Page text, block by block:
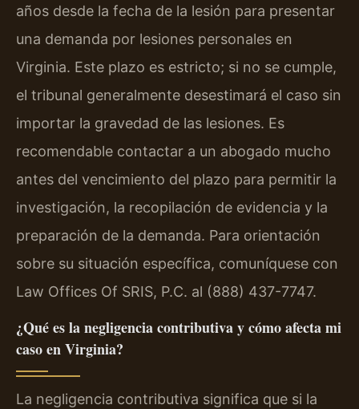
años desde la fecha de la lesión para presentar
una demanda por lesiones personales en
Virginia. Este plazo es estricto; si no se cumple,
el tribunal generalmente desestimará el caso sin
importar la gravedad de las lesiones. Es
recomendable contactar a un abogado mucho
antes del vencimiento del plazo para permitir la
investigación, la recopilación de evidencia y la
preparación de la demanda. Para orientación
sobre su situación específica, comuníquese con
Law Offices Of SRIS, P.C. al (888) 437-7747.
¿Qué es la negligencia contributiva y cómo afecta mi
caso en Virginia?
La negligencia contributiva significa que si la